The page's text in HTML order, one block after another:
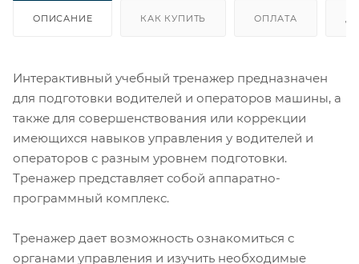
ОПИСАНИЕ КАК КУПИТЬ ОПЛАТА
Интерактивный учебный тренажер предназначен
для подготовки водителей и операторов машины, а
также для совершенствования или коррекции
имеющихся навыков управления у водителей и
операторов с разным уровнем подготовки.
Тренажер представляет собой аппаратно-
программный комплекс.
Тренажер дает возможность ознакомиться с
органами управления и изучить необходимые